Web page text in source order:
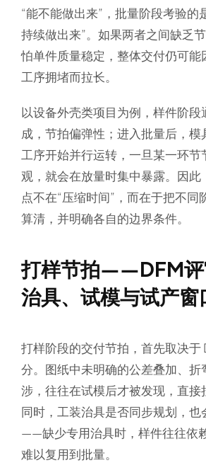
“能不能做出来”，批量阶段考验的
持续做出来”。如果两者之间缺乏
怕单件质量稳定，整体交付仍可能
工序拥堵而拉长。
以设备外壳类项目为例，样件阶段
成，节拍偏弹性；进入批量后，模
工序开始并行运转，一旦某一环节
观，就会在放量时集中暴露。因此
点不在“压缩时间”，而在于把不同
算清，并明确各自的边界条件。
打样节拍——DFM评
治具、试模与试产窗
打样阶段的交付节拍，首先取决于
分。图纸中未明确的公差叠加、折
涉，往往在试模后才被发现，直接
同时，工装治具是否同步规划，也
——缺少专用治具时，样件往往依
难以复用到批量。